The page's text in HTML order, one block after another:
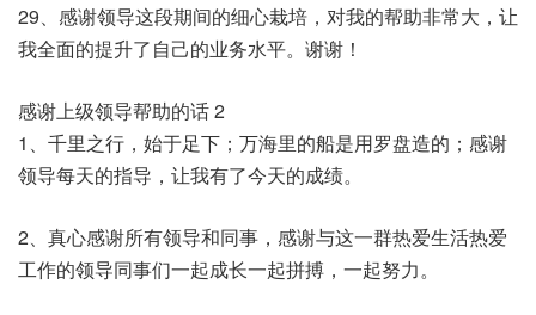
29、感谢领导这段期间的细心栽培，对我的帮助非常大，让
我全面的提升了自己的业务水平。谢谢！
感谢上级领导帮助的话 2
1、千里之行，始于足下；万海里的船是用罗盘造的；感谢
领导每天的指导，让我有了今天的成绩。
2、真心感谢所有领导和同事，感谢与这一群热爱生活热爱
工作的领导同事们一起成长一起拼搏，一起努力。